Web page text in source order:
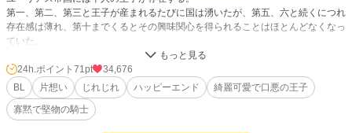
第一、第二、第三と王子が産まれるたびに国は湧いたが、第五、六と続くにつれ
存在感は薄れ、第十までくるとその興味関心を得られることはほとんどなくなっ
ていた。
第十王子の姿を知る者はほとんどいない。
後宮の奥深く、ひっそりと囲われていることを知る者はほんの一握り。
秘匿された第十王子のノア。黒髪、薄紫色の瞳、いわゆる綺麗可愛（きれか
24h.ポイント 71pt
34,676
BL
片想い じれじれ ハッピーエンド
綺麗可愛で口悪の王子
寡黙で堅物の騎士